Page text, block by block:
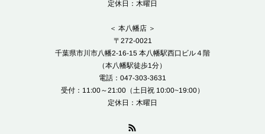
定休日：木曜日
＜ 本八幡店 ＞
〒272-0021
千葉県市川市八幡2-16-15 本八幡駅西口ビル４階
（本八幡駅徒歩1分）
電話：047-303-3631
受付：11:00～21:00（土日祝 10:00~19:00）
定休日：木曜日